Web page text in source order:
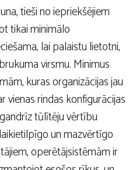
tieši no iepriekšējiem
tikai minimālo
lai palaistu lietotni,
virsmu. Minimus
kuras organizācijas jau
vienas rindas konfigurācijas
tūlītēju vērtību
un mazvērtīgo
operētājsistēmām ir